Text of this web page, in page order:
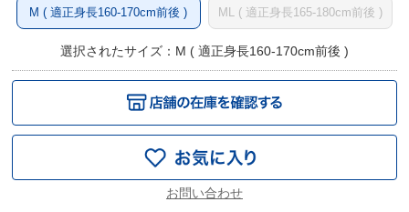
M ( 適正身長160-170cm前後 ) ML ( 適正身長165-180cm前後 )
選択されたサイズ：M ( 適正身長160-170cm前後 )